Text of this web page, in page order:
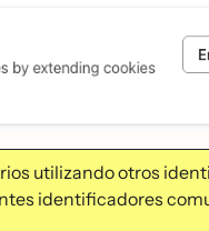
utilizando otros
identificadores